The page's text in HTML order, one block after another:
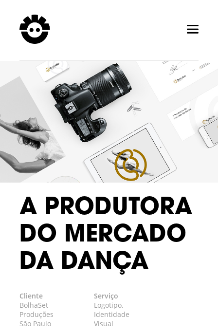
A PRODUTORA
DO MERCADO
DA DANÇA
Cliente
BolhaSet
Produções
São Paulo
Serviço
Logotipo,
Identidade
Visual